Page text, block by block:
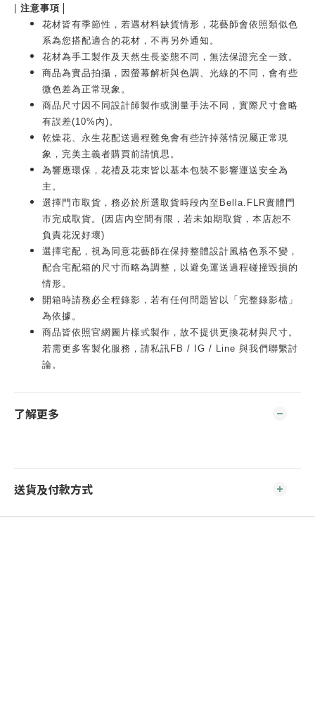
注意事項 |
花材皆有季節性，若遇材料缺貨情形，花藝師會依照類似色
系為您搭配適合的花材，不再另外通知。
花材為手工製作及天然生長姿態不同，無法保證完全一致。
商品為實品拍攝，因螢幕解析與色調、光線的不同，會有些
微色差為正常現象。
商品尺寸因不同設計師製作或測量手法不同，實際尺寸會略
有誤差(10%內)。
乾燥花、永生花配送過程難免會有些許掉落情況屬正常現
象，完美主義者購買前請慎思。
為響應環保，花禮及花束皆以基本包裝不影響運送安全為
主。
選擇門市取貨，務必於所選取貨時段內至Bella.FLR實體門
市完成取貨。(因店內空間有限，若未如期取貨，本店恕不
負責花況好壞)
選擇宅配，視為同意花藝師在保持整體設計風格色系不變，
配合宅配箱的尺寸而略為調整，以避免運送過程碰撞毀損的
情形。
開箱時請務必全程錄影，若有任何問題皆以「完整錄影檔」
為依據。
商品皆依照官網圖片樣式製作，故不提供更換花材與尺寸。
若需更多客製化服務，請私訊FB / IG / Line 與我們聯繫討
論。
了解更多
送貨及付款方式